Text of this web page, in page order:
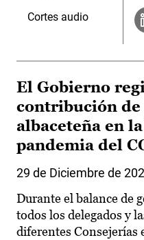
Cortes audio
El Gobierno
contribución de
albaceteña en
pandemia del
29 de Diciembre de
Durante el balance de
todos los delegados y
diferentes Consejerías